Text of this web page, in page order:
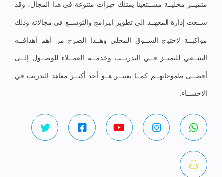
متميــز محليــة مســتعينا يمتلك خبرات متنوعة في هذا المجال، وقد
ســعت إدارة المعهــد الى تطوير البرامج والتوســع في مجالاته وذلك
مواكبــة لاحتياج الســوق المحلي وهــذا الصرح من أهم أهدافــه
الســعي للتميــز فــي التدريــب وخدمــة العمــلاء للوصــول إلــى
أقصــى طموحاتهــم كمــا يعتبــر هــو أحد أكبــر معاهد التدريب في
الاحســاء.